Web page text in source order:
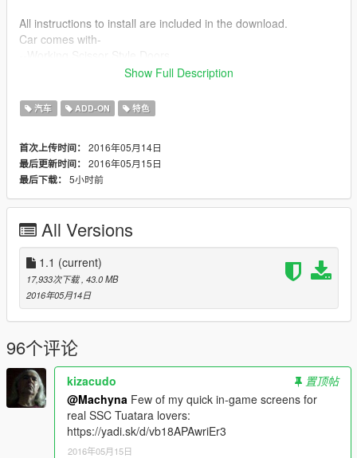
All instructions to install are included in the download.
Car comes with-
--Breakable Glass
--All basic collisions
--Working Lights
--License Plate
--Full LODs
--HQ Badges and Logos.
Hope you guys enjoy the car :) If you find any bugs let me
know and ill see if i can fix them.
The download is only the SSC Tuatara if you want to keep up
with my entire mod pack this link here includes all of my cars.
http://www.mediafire.com/download/5v6gedn6qm5ns0s/MyMod
PackV3.rar
Or if you already have my pack, simply take the new
vehichles.meta and carvariations.meta from this add-on
replace the old ones
from my pack and add the ssctua.yft, ssctua_hi.yft and
ssctua.ytd into machynavehicles.rpf.
Show Full Description
汽车 ADD-ON 特色
首次上传时间： 2016年05月14日
最后更新时间： 2016年05月15日
最后下载： 5小时前
All Versions
1.1 (current)
17,933次下载 , 43.0 MB
2016年05月14日
96个评论
kizacudo
置顶帖
@Machyna Few of my quick in-game screens for
real SSC Tuatara lovers:
https://yadi.sk/d/vb18APAwriEr3
2016年05月15日